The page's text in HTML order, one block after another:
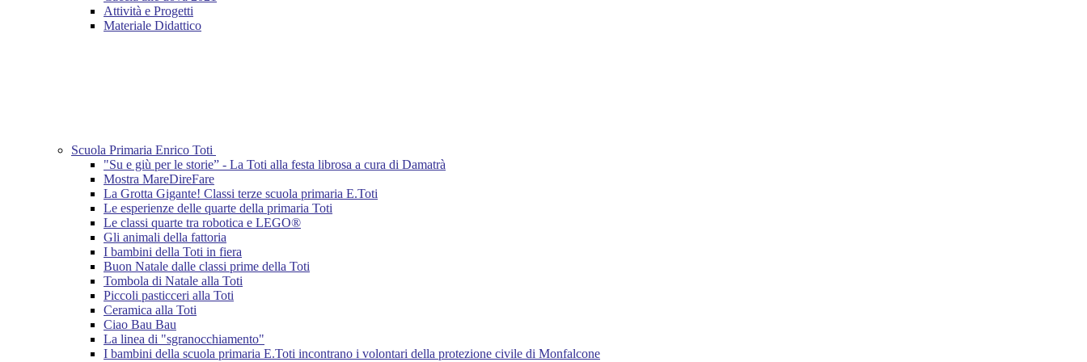
Attività e Progetti
Materiale Didattico
Scuola Primaria Enrico Toti
"Su e giù per le storie” - La Toti alla festa librosa a cura di Damatrà
Mostra MareDireFare
La Grotta Gigante! Classi terze scuola primaria E.Toti
Le esperienze delle quarte della primaria Toti
Le classi quarte tra robotica e LEGO®
Gli animali della fattoria
I bambini della Toti in fiera
Buon Natale dalle classi prime della Toti
Tombola di Natale alla Toti
Piccoli pasticceri alla Toti
Ceramica alla Toti
Ciao Bau Bau
La linea di "sgranocchiamento"
I bambini della scuola primaria E.Toti incontrano i volontari della protezione civile di Monfalcone